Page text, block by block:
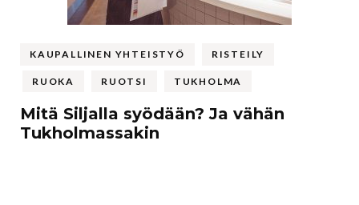
KAUPALLINEN YHTEISTYÖ RISTEILY
RUOKA RUOTSI TUKHOLMA
Mitä Siljalla syödään? Ja vähän
Tukholmassakin